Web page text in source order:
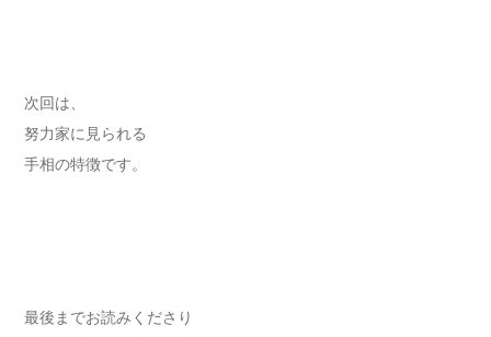
次回は、
努力家に見られる
手相の特徴です。
最後までお読みくださり